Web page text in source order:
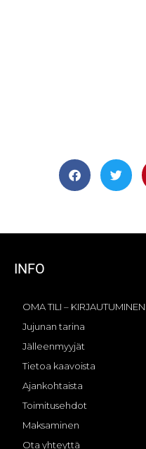
INFO
OMA TILI – KIRJAUTUMINEN
Jujunan tarina
Jälleenmyyjät
Tietoa kaavoista
Ajankohtaista
Toimitusehdot
Maksaminen
Ota yhteyttä